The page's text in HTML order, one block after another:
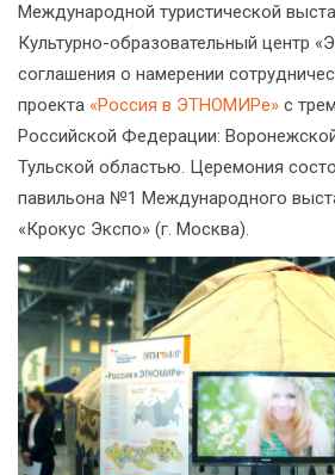
Международной туристической
Культурно-образовательный центр
соглашения о намерении
проекта «Россия в ЭТНОМИРе» с
Российской Федерации:
Тульской областью. Церемония
павильона №1 Международного
«Крокус Экспо» (г. Москва).